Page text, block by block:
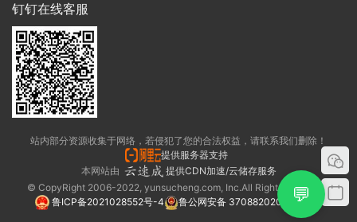
钉钉在线客服
站内部分资源收集于网络，若侵犯了您的合法权益，请联系我们删除！
提供服务器支持
本网站由
提供CDN加速/云储存服务
© CopyRight 2006-2022, yunsucheng.com, Inc.All Rights Reserved.
鲁ICP备2021028552号-4
鲁公网安备 37088202000325号
💬